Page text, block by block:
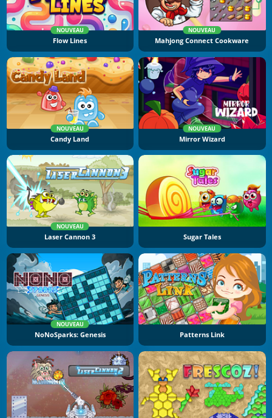
NOUVEAU
Flow Lines
NOUVEAU
Mahjong Connect Cookware
NOUVEAU
Candy Land
NOUVEAU
Mirror Wizard
NOUVEAU
Laser Cannon 3 Sugar Tales
NOUVEAU
NoNoSparks: Genesis Patterns Link